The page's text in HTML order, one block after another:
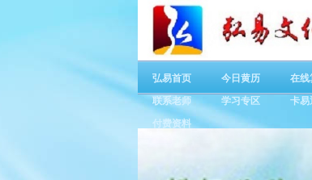
弘易首页 今日黄历 在线
联系老师
学习专区 卡易
付费资料